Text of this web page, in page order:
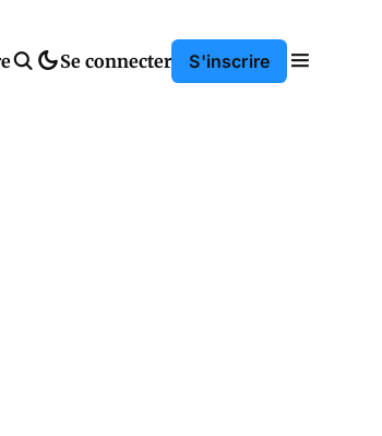
Se connecter S'inscrire